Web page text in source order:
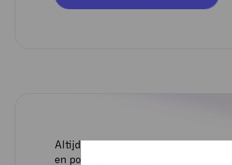
Altijd als eerste op de hoogte van
en podcasts van Sewan